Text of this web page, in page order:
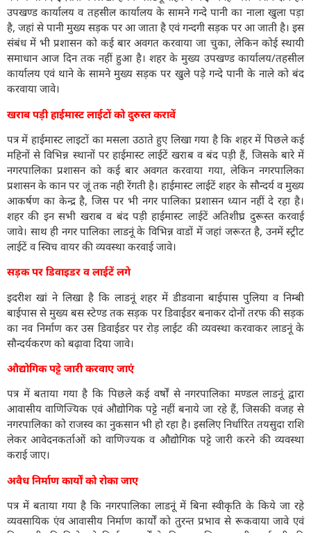
उपखण्ड कार्यालय व तहसील कार्यालय के सामने गन्दे पानी का नाला खुला पड़ा
है, जहां से पानी मुख्य सड़क पर आ जाता है एवं गन्दगी सड़क पर आ जाती है। इस
संबंध में भी प्रशासन को कई बार अवगत करवाया जा चुका, लेकिन कोई स्थायी
समाधान आज दिन तक नहीं हुआ है। शहर के मुख्य उपखण्ड कार्यालय/तहसील
कार्यालय एवं थाने के सामने मुख्य सड़क पर खुले पड़े गन्दे पानी के नाले को बंद
करवाया जावे।
खराब पड़ी हाईमास्ट लाईटों को दुरुस्त करावें
पत्र में हाईमास्ट लाइटों का मसला उठाते हुए लिखा गया है कि शहर में पिछले कई
महिनों से विभिन्न स्थानों पर हाईमास्ट लाईटें खराब व बंद पड़ी हैं, जिसके बारे में
नगरपालिका प्रशासन को कई बार अवगत करवाया गया, लेकिन नगरपालिका
प्रशासन के कान पर जूं तक नही रेंगती है। हाईमास्ट लाईटें शहर के सौन्दर्य व मुख्य
आकर्षण का केन्द्र है, जिस पर भी नगर पालिका प्रशासन ध्यान नहीं दे रहा है।
शहर की इन सभी खराब व बंद पड़ी हाईमास्ट लाईटें अतिशीघ्र दुरूस्त करवाई
जावे। साथ ही नगर पालिका लाडनूं के विभिन्न वाडों में जहां जरूरत है, उनमें स्ट्रीट
लाईटें व स्विच वायर की व्यवस्था करवाई जावे।
सड़क पर डिवाइडर व लाईटें लगे
इदरीश खां ने लिखा है कि लाडनूं शहर में डीडवाना बाईपास पुलिया व निम्बी
बाईपास से मुख्य बस स्टेण्ड तक सड़क पर डिवाईडर बनाकर दोनों तरफ की सड़क
का नव निर्माण कर उस डिवाईडर पर रोड़ लाईट की व्यवस्था करवाकर लाडनूं के
सौन्दर्यकरण को बढ़ावा दिया जावे।
औद्योगिक पट्टे जारी करवाए जाएं
पत्र में बताया गया है कि पिछले कई वर्षों से नगरपालिका मण्डल लाडनूं द्वारा
आवासीय वाणिज्यिक एवं औद्योगिक पट्टे नहीं बनाये जा रहे हैं, जिसकी वजह से
नगरपालिका को राजस्व का नुकसान भी हो रहा है। इसलिए निर्धारित तयसुदा राशि
लेकर आवेदनकर्ताओं को वाणिज्यक व औद्योगिक पट्टे जारी करने की व्यवस्था
कराई जाए।
अवैध निर्माण कार्यों को रोका जाए
पत्र में बताया गया है कि नगरपालिका लाडनूं में बिना स्वीकृति के किये जा रहे
व्यवसायिक एंव आवासीय निर्माण कार्यों को तुरन्त प्रभाव से रूकवाया जावे एवं